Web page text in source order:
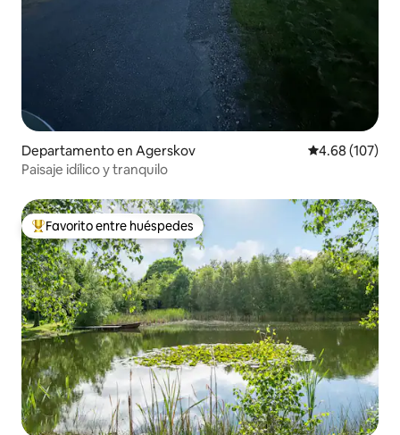
Departamento en Agerskov Calificación
4.68 (107)
Paisaje idílico y tranquilo
De los mejores en Favorito entre huéspedes
Favorito entre huéspedes